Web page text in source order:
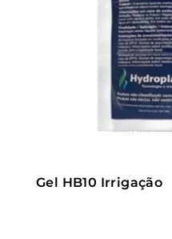
Gel HB10 Irrigação